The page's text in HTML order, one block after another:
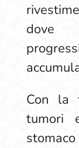
dove
Con la
tumori